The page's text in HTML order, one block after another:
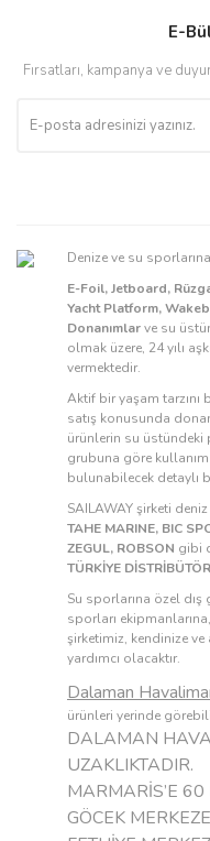
E-
Fırsatları, kampanya ve
Denize ve su
E-Foil, Jetboard,
Yacht Platform,
Donanımlarve su
olmak üzere, 24 yılı
vermektedir.
Aktif bir yaşam
satış konusunda
ürünlerin su üstündeki
grubuna göre
bulunabilecek detaylı
SAILAWAY şirketi
TAHE MARINE, BIC
ZEGUL, ROBSON gibi
TÜRKİYE
Su sporlarına özel
sporları
şirketimiz, kendinize ve
yardımcı olacaktır.
Dalaman
ürünleri yerinde
DALAMAN
UZAKLIKTADIR.
MARMARİS’E
GÖCEK